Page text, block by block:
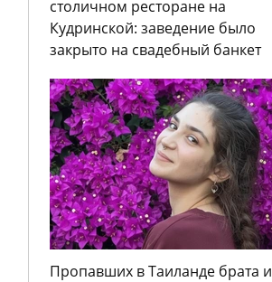
столичном ресторане на
Кудринской: заведение было
закрыто на свадебный банкет
Пропавших в Таиланде брата и